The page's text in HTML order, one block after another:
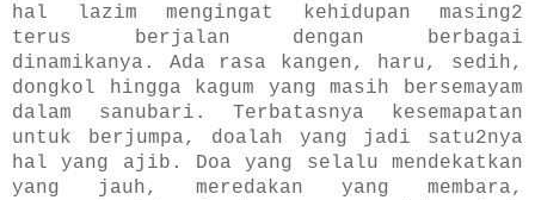
hal lazim mengingat kehidupan masing2
terus berjalan dengan berbagai
dinamikanya. Ada rasa kangen, haru, sedih,
dongkol hingga kagum yang masih bersemayam
dalam sanubari. Terbatasnya kesemapatan
untuk berjumpa, doalah yang jadi satu2nya
hal yang ajib. Doa yang selalu mendekatkan
yang jauh, meredakan yang membara,